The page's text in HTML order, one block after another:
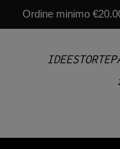
Ordine minimo